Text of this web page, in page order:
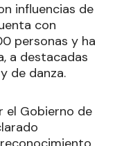
influencias de
con
personas y ha
a destacadas
de danza.
el Gobierno de